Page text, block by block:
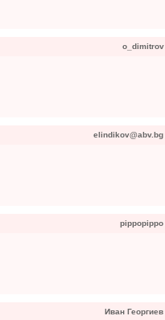
o_dimitrov
elindikov@abv.bg
pippopippo
Иван Георгиев